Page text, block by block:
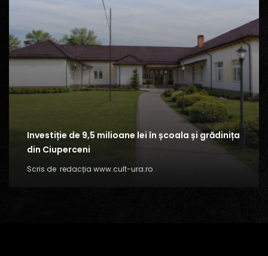
Investiție de 9,5 milioane lei în școala și grădinița
din Ciuperceni
Scris de redacția www.cult-ura.ro